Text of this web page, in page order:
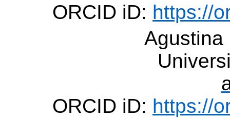
ORCID iD: https://
Agustina
ORCID iD: https://